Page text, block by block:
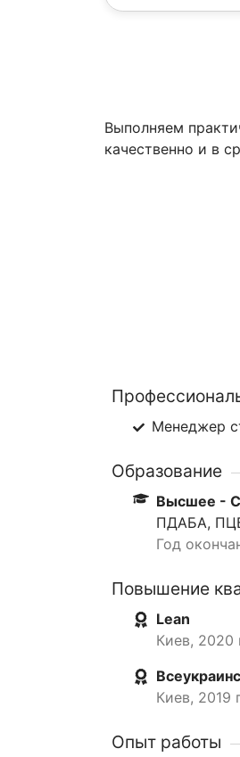
Выполняем
качественно и в
Менеджер
Образование
Высшее -
ПДАБА,
Год
Повышение
Lean
Киев, 2020
Киев, 2019
Опыт работы